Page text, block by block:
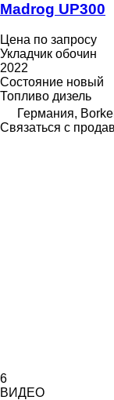
Madrog UP300
Цена по запросу
Укладчик обочин
2022
Состояние новый
Топливо дизель
Германия,
Связаться с
6
ВИДЕО